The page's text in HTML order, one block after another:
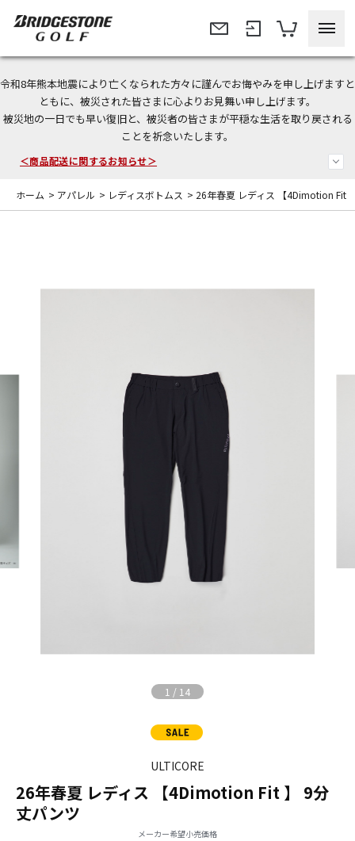
令和8年熊本地震により亡くなられた方々に謹んでお悔やみを申し上げますと
ともに、被災された皆さまに心よりお見舞い申し上げます。
被災地の一日でも早い復旧と、被災者の皆さまが平穏な生活を取り戻される
ことを祈念いたします。
今なら新規会員登録で1,000円OFFクーポンプレゼント！
＜商品配送に関するお知らせ＞
＜夏季休暇中のご注文・発送・お問い合わせ＞
ホーム > アパレル > レディスボトムス > 26年春夏 レディス 【4Dimotion Fit
1 / 14
ULTICORE
26年春夏 レディス 【4Dimotion Fit 】 9分
丈パンツ
メーカー希望小売価格